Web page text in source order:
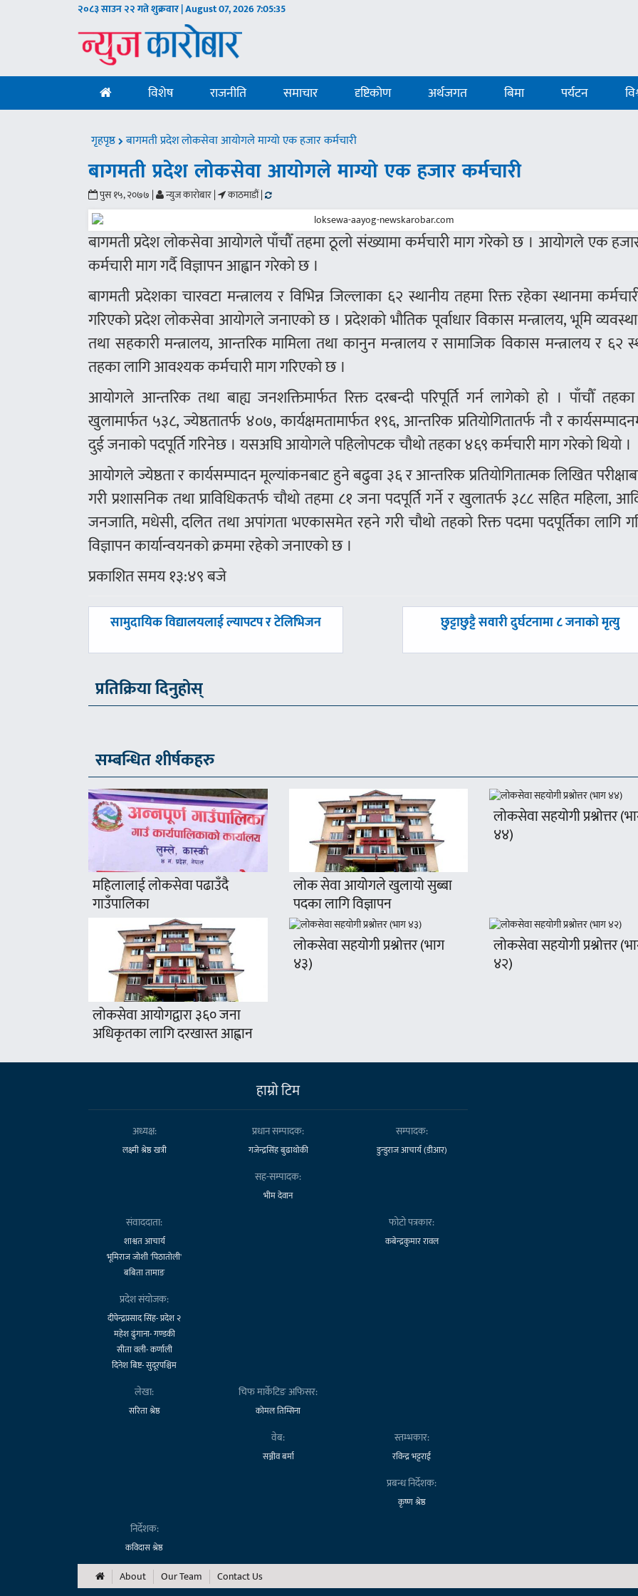
२०८३ साउन २२ गते शुक्रवार | August 07, 20267:05:35
विशेष राजनीति समाचार दृष्टिकोण अर्थजगत बिमा पर्यटन
गृहपृष्ठ बागमती प्रदेश लोकसेवा आयोगले माग्यो एक हजार कर्मचारी
बागमती प्रदेश लोकसेवा आयोगले माग्यो एक हजार कर्मचारी
पुस १५, २०७७ | न्युज कारोबार | काठमाडौं |
बागमती प्रदेश लोकसेवा आयोगले पाँचौँ तहमा ठूलो संख्यामा कर्मचारी माग गरेको छ । आयोगले एक
कर्मचारी माग गर्दै विज्ञापन आह्वान गरेको छ ।
बागमती प्रदेशका चारवटा मन्त्रालय र विभिन्न जिल्लाका ६२ स्थानीय तहमा रिक्त रहेका स्थानमा
गरिएको प्रदेश लोकसेवा आयोगले जनाएको छ । प्रदेशको भौतिक पूर्वाधार विकास मन्त्रालय, भूमि
तथा सहकारी मन्त्रालय, आन्तरिक मामिला तथा कानुन मन्त्रालय र सामाजिक विकास मन्त्रालय र ६२
तहका लागि आवश्यक कर्मचारी माग गरिएको छ ।
आयोगले आन्तरिक तथा बाह्य जनशक्तिमार्फत रिक्त दरबन्दी परिपूर्ति गर्न लागेको हो । पाँचौँ
खुलामार्फत ५३८, ज्येष्ठतातर्फ ४०७, कार्यक्षमतामार्फत १९६, आन्तरिक प्रतियोगितातर्फ नौ र
दुई जनाको पदपूर्ति गरिनेछ । यसअघि आयोगले पहिलोपटक चौथो तहका ४६९ कर्मचारी माग गरेको थियो ।
आयोगले ज्येष्ठता र कार्यसम्पादन मूल्यांकनबाट हुने बढुवा ३६ र आन्तरिक प्रतियोगितात्मक लिखित
गरी प्रशासनिक तथा प्राविधिकतर्फ चौथो तहमा ८१ जना पदपूर्ति गर्ने र खुलातर्फ ३८८ सहित महिला,
जनजाति, मधेसी, दलित तथा अपांगता भएकासमेत रहने गरी चौथो तहको रिक्त पदमा पदपूर्तिका लागि
विज्ञापन कार्यान्वयनको क्रममा रहेको जनाएको छ ।
प्रकाशित समय १३:४९ बजे
पछिल्लाे
सामुदायिक विद्यालयलाई ल्यापटप र टेलिभिजन
अघिल्लाे
छुट्टाछुट्टै सवारी दुर्घटनामा ८ जनाको मृत्यु
प्रतिक्रिया दिनुहोस्
सम्बन्धित शीर्षकहरु
महिलालाई लोकसेवा पढाउँदै
गाउँपालिका
लोक सेवा आयोगले खुलायो सुब्बा
पदका लागि विज्ञापन
लोकसेवा सहयोगी प्रश्नोत्तर
४४)
लोकसेवा आयोगद्वारा ३६० जना
अधिकृतका लागि दरखास्त आह्वान
लोकसेवा सहयोगी प्रश्नोत्तर (भाग
४३)
लोकसेवा सहयोगी प्रश्नोत्तर
४२)
हाम्राे टिम
अध्यक्ष:
लक्ष्मी श्रेष्ठ खत्री
प्रधान सम्पादक:
गजेन्द्रसिंह बुढाथोकी
सम्पादक:
डुन्डुराज आचार्य (डीआर)
सह-सम्पादक:
भीम देवान
संवाददाता:
शाश्वत आचार्य
भूमिराज जोशी 'पिठातोली'
बबिता तामाङ
फोटो पत्रकार:
कबेन्द्रकुमार रावल
प्रदेश संयोजक:
दीपेन्द्रप्रसाद सिंह- प्रदेश २
महेश ढुंगाना- गण्डकी
सीता वली- कर्णाली
दिनेश बिष्ट- सुदूरपश्चिम
लेखा:
सरिता श्रेष्ठ
चिफ मार्केटिङ अफिसर:
कोमल तिम्सिना
वेब:
सञ्जीव बर्मा
स्तम्भकार:
रविन्द्र भट्टराई
प्रबन्ध निर्देशक:
कृष्ण श्रेष्ठ
निर्देशक:
कविदास श्रेष्ठ
About Our Team Contact Us